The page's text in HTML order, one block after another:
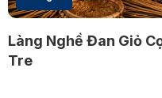
Làng Nghề Đan Giỏ
Tre